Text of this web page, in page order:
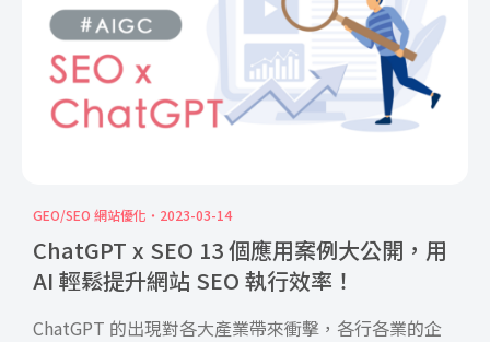
GEO/SEO 網站優化 2023-03-14
ChatGPT x SEO 13 個應用案例大公開，用
AI 輕鬆提升網站 SEO 執行效率！
ChatGPT 的出現對各大產業帶來衝擊，各行各業的企